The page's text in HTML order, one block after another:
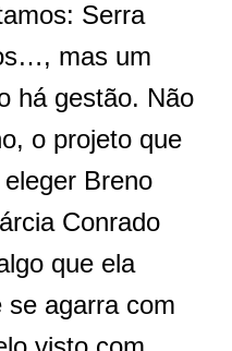
Serra
mas um
há gestão. Não
o projeto que
Breno
Conrado
que ela
se agarra com